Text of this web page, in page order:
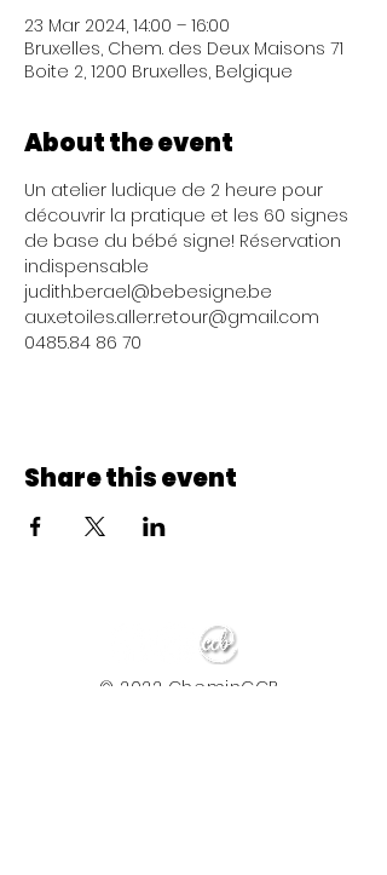
23 Mar 2024, 14:00 – 16:00
Bruxelles, Chem. des Deux Maisons 71
Boite 2, 1200 Bruxelles, Belgique
About the event
Un atelier ludique de 2 heure pour
découvrir la pratique et les 60 signes
de base du bébé signe! Réservation
indispensable
judith.berael@bebesigne.be
aux.etoiles.aller.retour@gmail.com
0485.84 86 70
Share this event
© 2022 CheminCCB.